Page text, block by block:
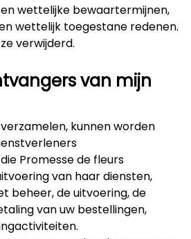
wettelijke bewaartermijnen,
wettelijk toegestane redenen.
verwijderd.
van mijn
kunnen worden
Promesse de fleurs
van haar diensten,
beheer, de uitvoering, de
van uw bestellingen,